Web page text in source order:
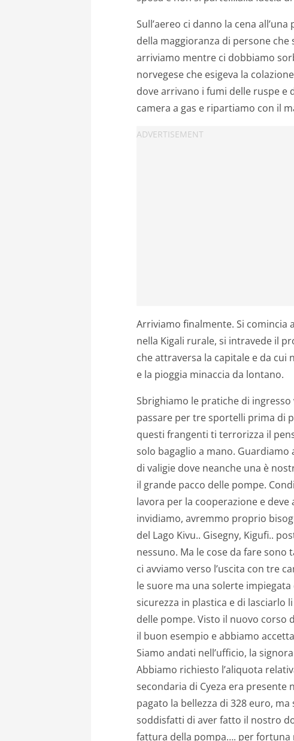
Sull’aereo ci danno la cena
della maggioranza di persone
arriviamo mentre ci dobbiamo
norvegese che esigeva la
dove arrivano i fumi delle ruspe e
camera a gas e ripartiamo con il
Arriviamo finalmente. Si comincia
nella Kigali rurale, si intravede il
che attraversa la capitale e da cui
e la pioggia minaccia da lontano.
Sbrighiamo le pratiche di
passare per tre sportelli prima di
questi frangenti ti terrorizza il
solo bagaglio a mano.
di valigie dove neanche una è
il grande pacco delle pompe.
lavora per la cooperazione e
invidiamo, avremmo proprio
del Lago Kivu.. Gisegny, Kigufi..
nessuno. Ma le cose da fare
ci avviamo verso l’uscita con tre
le suore ma una solerte
sicurezza in plastica e di lasciarlo
delle pompe. Visto il nuovo corso
il buon esempio e abbiamo
Siamo andati nell’ufficio, la
Abbiamo richiesto l’aliquota
secondaria di Cyeza era presente
pagato la bellezza di 328 euro,
soddisfatti di aver fatto il nostro
fattura della pompa…. per fortuna